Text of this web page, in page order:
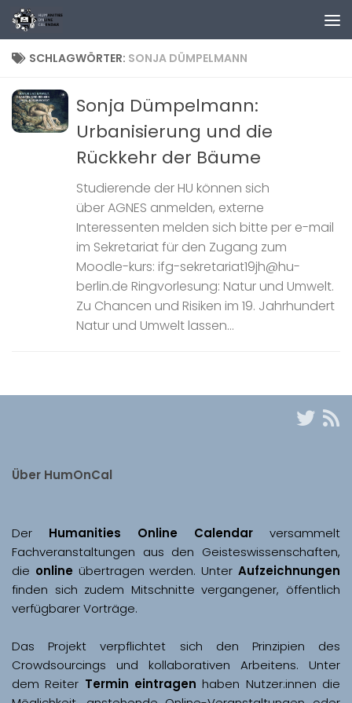
Zum Inhalt springen
SCHLAGWÖRTER: SONJA DÜMPELMANN
Sonja Dümpelmann:
Urbanisierung und die
Rückkehr der Bäume
Studierende der HU können sich
über AGNES anmelden, externe
Interessenten melden sich bitte per e-mail
im Sekretariat für den Zugang zum
Moodle-kurs: ifg-sekretariat19jh@hu-
berlin.de Ringvorlesung: Natur und Umwelt.
Zu Chancen und Risiken im 19. Jahrhundert
Natur und Umwelt lassen...
Über HumOnCal
Der Humanities Online Calendar versammelt
Fachveranstaltungen aus den Geisteswissenschaften,
die online übertragen werden. Unter Aufzeichnungen
finden sich zudem Mitschnitte vergangener, öffentlich
Das Projekt verpflichtet sich den Prinzipien des
Crowdsourcings und kollaborativen Arbeitens. Unter
dem Reiter Termin eintragen haben Nutzer:innen die